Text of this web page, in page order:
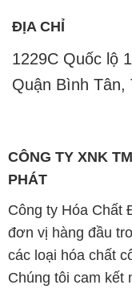
ĐỊA CHỈ
1229C Quốc lộ
Quận Bình Tân,
CÔNG TY XNK
PHÁT
Công ty Hóa Chất
đơn vị hàng đầu
các loại hóa chất
Chúng tôi cam kết